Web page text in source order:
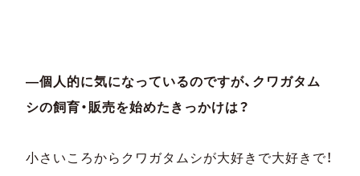
―個人的に気になっているのですが、クワガタム
シの飼育・販売を始めたきっかけは？
小さいころからクワガタムシが大好きで大好きで！